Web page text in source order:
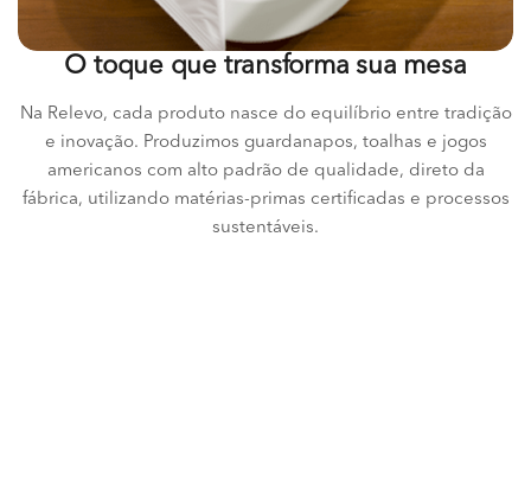
O toque que transforma sua mesa
Na Relevo, cada produto nasce do equilíbrio entre tradição
e inovação. Produzimos guardanapos, toalhas e jogos
americanos com alto padrão de qualidade, direto da
fábrica, utilizando matérias-primas certificadas e processos
sustentáveis.